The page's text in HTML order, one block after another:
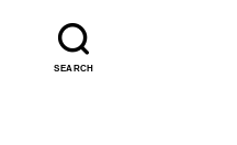
SEARCH